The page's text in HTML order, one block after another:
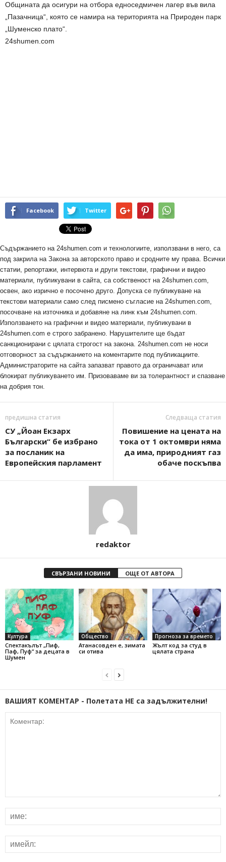
Общината да осигури на отбора едноседмичен лагер във вила
„Пазачница“, която се намира на територията на Природен парк
„Шуменско плато“.
24shumen.com
Facebook Twitter
Съдържанието на 24shumen.com и технологиите, използвани в него, са
под закрила на Закона за авторското право и сродните му права. Всички
статии, репортажи, интервюта и други текстови, графични и видео
материали, публикувани в сайта, са собственост на 24shumen.com,
освен, ако изрично е посочено друго. Допуска се публикуване на
текстови материали само след писмено съгласие на 24shumen.com,
посочване на източника и добавяне на линк към 24shumen.com.
Използването на графични и видео материали, публикувани в
24shumen.com е строго забранено. Нарушителите ще бъдат
санкционирани с цялата строгост на закона. 24shumen.com не носи
отговорност за съдържанието на коментарите под публикациите.
Администраторите на сайта запазват правото да ограничават или
блокират публикуването им. Призоваваме ви за толерантност и спазване
на добрия тон.
предишна статия
СУ „Йоан Екзарх
Български“ бе избрано
за посланик на
Европейския парламент
Следваща статия
Повишение на цената на
тока от 1 октомври няма
да има, природният газ
обаче поскъпва
redaktor
СВЪРЗАНИ НОВИНИ ОЩЕ ОТ АВТОРА
Култура
Спектакълът „Пиф,
Паф, Пуф“ за децата в
Шумен
Общество
Атанасовден е, зимата
си отива
Прогноза за времето
Жълт код за студ в
цялата страна
ВАШИЯТ КОМЕНТАР - Полетата НЕ са задължителни!